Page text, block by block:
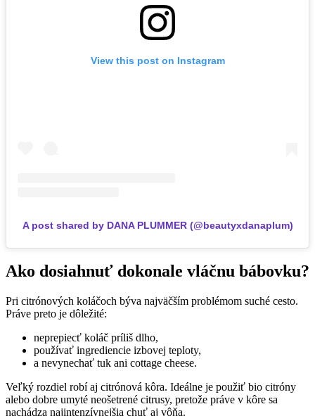
View this post on Instagram
A post shared by DANA PLUMMER (@beautyxdanaplum)
Ako dosiahnuť dokonale vláčnu bábovku?
Pri citrónových koláčoch býva najväčším problémom suché cesto.
Práve preto je dôležité:
neprepiecť koláč príliš dlho,
používať ingrediencie izbovej teploty,
a nevynechať tuk ani cottage cheese.
Veľký rozdiel robí aj citrónová kôra. Ideálne je použiť bio citróny
alebo dobre umyté neošetrené citrusy, pretože práve v kôre sa
nachádza najintenzívnejšia chuť aj vôňa.